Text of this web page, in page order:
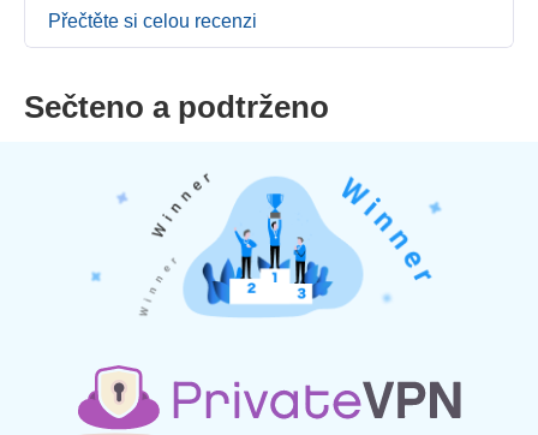
Přečtěte si celou recenzi
Sečteno a podtrženo